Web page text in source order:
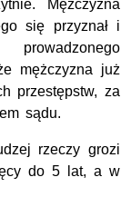
Mężczyzna
się przyznał i
mężczyzna już
przestępstw, za
sądu.
rzeczy grozi
do 5 lat, a w